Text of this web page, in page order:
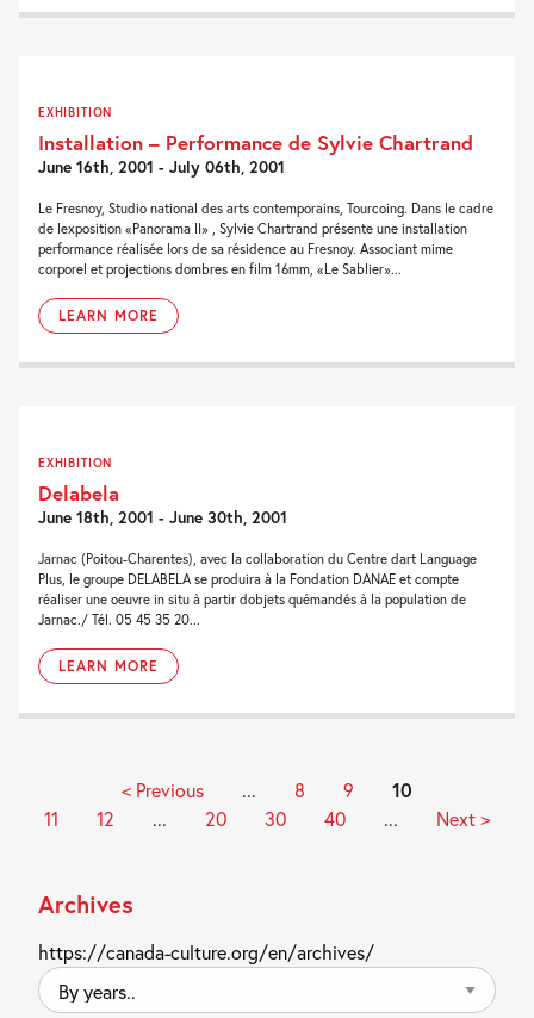
EXHIBITION
Installation – Performance de Sylvie Chartrand
June 16th, 2001 - July 06th, 2001
Le Fresnoy, Studio national des arts contemporains, Tourcoing. Dans le cadre
de lexposition «Panorama II» , Sylvie Chartrand présente une installation
performance réalisée lors de sa résidence au Fresnoy. Associant mime
corporel et projections dombres en film 16mm, «Le Sablier»...
LEARN MORE
EXHIBITION
Delabela
June 18th, 2001 - June 30th, 2001
Jarnac (Poitou-Charentes), avec la collaboration du Centre dart Language
Plus, le groupe DELABELA se produira à la Fondation DANAE et compte
réaliser une oeuvre in situ à partir dobjets quémandés à la population de
Jarnac./ Tél. 05 45 35 20...
LEARN MORE
< Previous ... 8 9
10
11
12 ... 20 30 40 ... Next >
Archives
https://canada-culture.org/en/archives/
By
years..